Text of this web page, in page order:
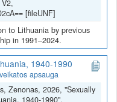
[fileUNF]
to Lithuania by previous
in 1991–2024.
1940-1990
apsauga
Zenonas, 2026, "Sexually
1940-1990",